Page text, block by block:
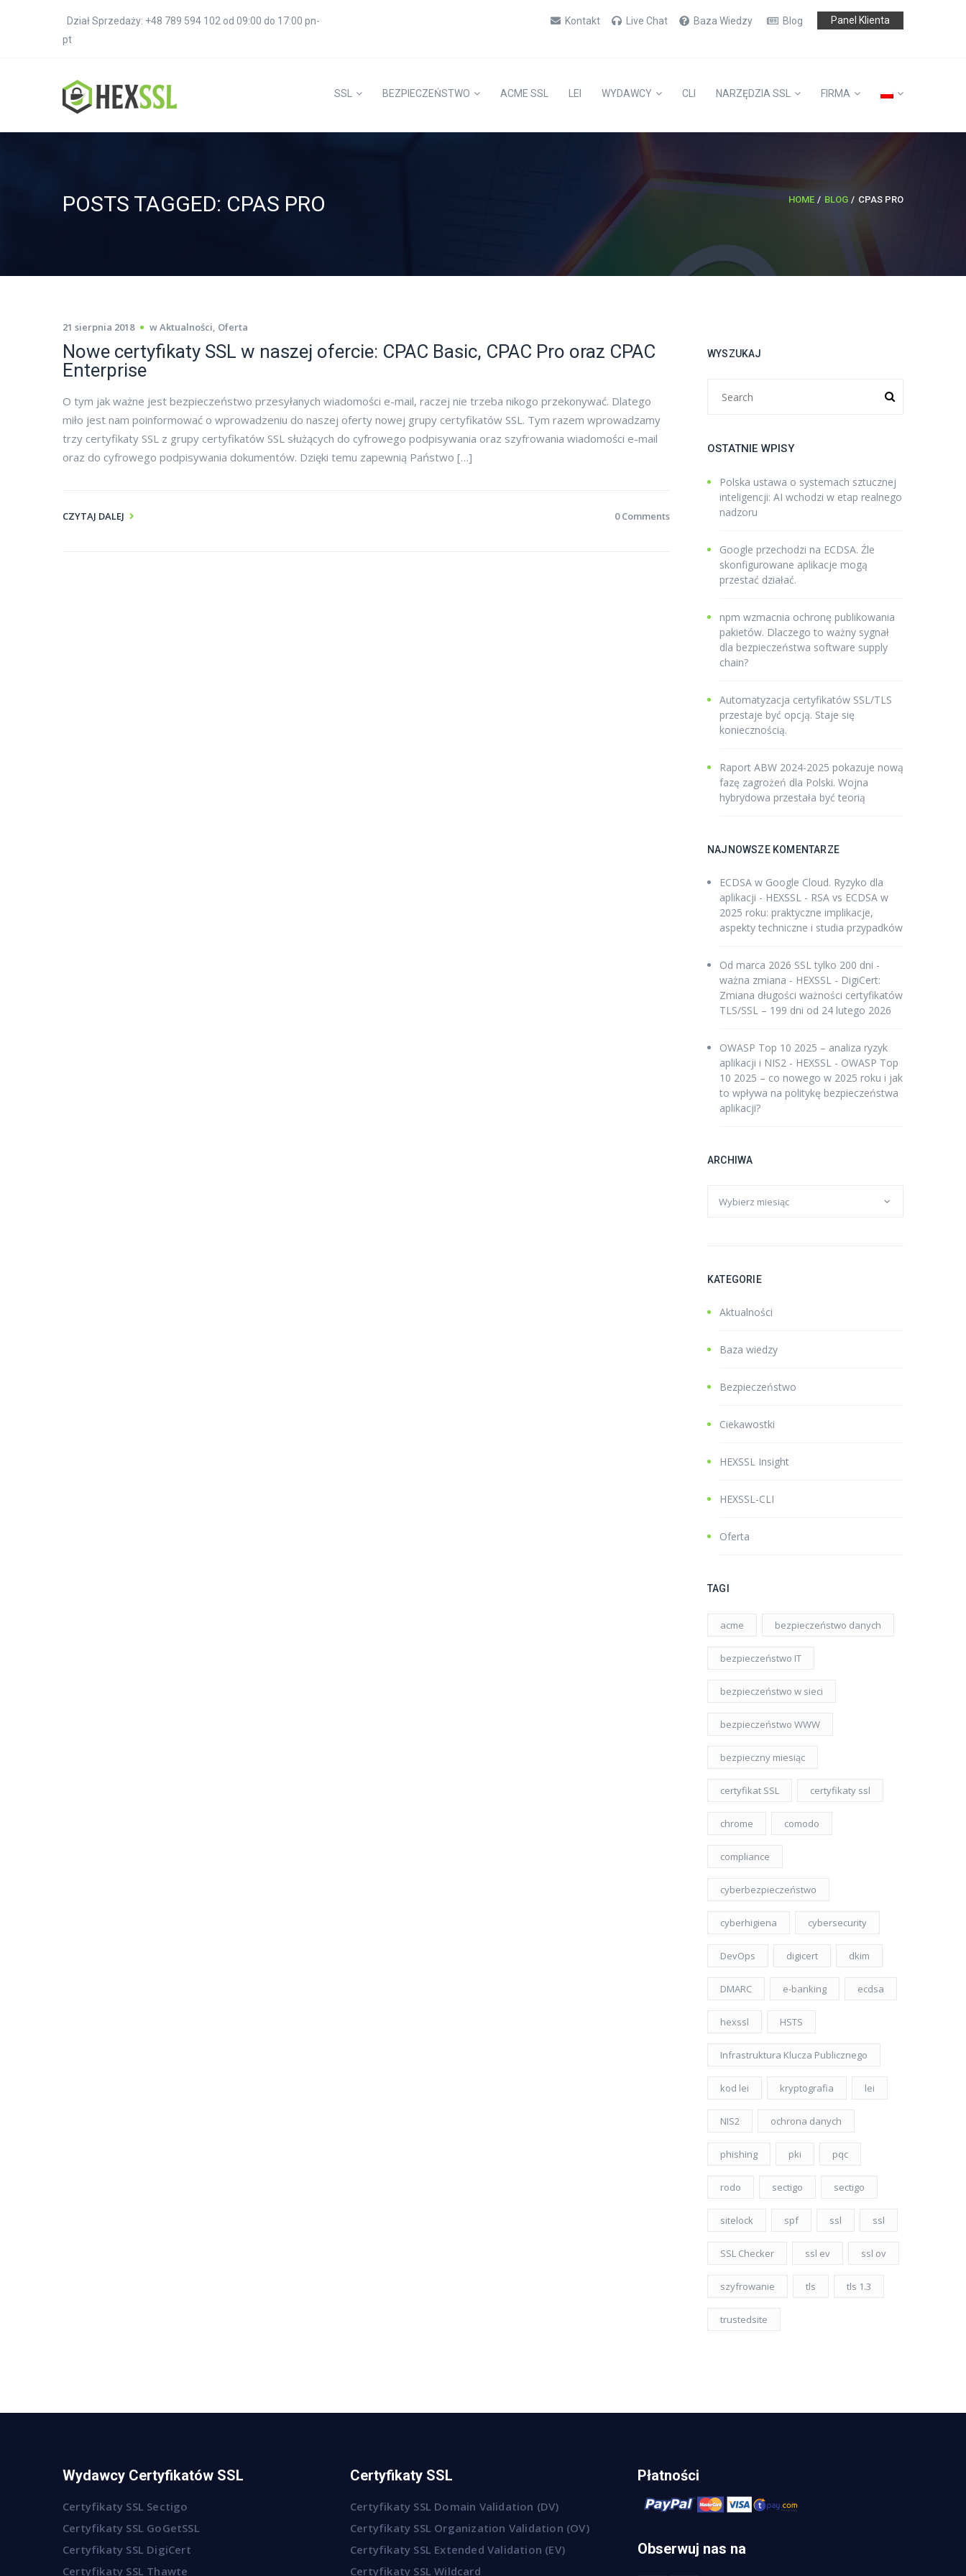
Dział Sprzedaży: +48 789 594 102 od 09:00 do 17:00 pn-
pt
Kontakt Live Chat Baza Wiedzy Blog Panel Klienta
SSL BEZPIECZEŃSTWO ACME SSL LEI WYDAWCY CLI NARZĘDZIA SSL FIRMA
POSTS TAGGED: CPAS PRO HOME BLOG CPAS PRO
21 sierpnia 2018 wAktualności, Oferta
Nowe certyfikaty SSL w naszej ofercie: CPAC Basic, CPAC Pro oraz CPAC
Enterprise
O tym jak ważne jest bezpieczeństwo przesyłanych wiadomości e-mail, raczej nie trzeba nikogo przekonywać. Dlatego
miło jest nam poinformować o wprowadzeniu do naszej oferty nowej grupy certyfikatów SSL. Tym razem wprowadzamy
trzy certyfikaty SSL z grupy certyfikatów SSL służących do cyfrowego podpisywania oraz szyfrowania wiadomości e-mail
oraz do cyfrowego podpisywania dokumentów. Dzięki temu zapewnią Państwo […]
CZYTAJ DALEJ 0 Comments
WYSZUKAJ
OSTATNIE WPISY
Polska ustawa o systemach sztucznej
inteligencji: AI wchodzi w etap realnego
nadzoru
Google przechodzi na ECDSA. Źle
skonfigurowane aplikacje mogą
przestać działać.
npm wzmacnia ochronę publikowania
pakietów. Dlaczego to ważny sygnał
dla bezpieczeństwa software supply
chain?
Automatyzacja certyfikatów SSL/TLS
przestaje być opcją. Staje się
koniecznością.
Raport ABW 2024-2025 pokazuje nową
fazę zagrożeń dla Polski. Wojna
hybrydowa przestała być teorią
NAJNOWSZE KOMENTARZE
ECDSA w Google Cloud. Ryzyko dla
aplikacji - HEXSSL - RSA vs ECDSA w
2025 roku: praktyczne implikacje,
aspekty techniczne i studia przypadków
Od marca 2026 SSL tylko 200 dni -
ważna zmiana - HEXSSL - DigiCert:
Zmiana długości ważności certyfikatów
TLS/SSL – 199 dni od 24 lutego 2026
OWASP Top 10 2025 – analiza ryzyk
aplikacji i NIS2 - HEXSSL - OWASP Top
10 2025 – co nowego w 2025 roku i jak
to wpływa na politykę bezpieczeństwa
aplikacji?
ARCHIWA
KATEGORIE
Aktualności
Baza wiedzy
Bezpieczeństwo
Ciekawostki
HEXSSL Insight
HEXSSL-CLI
Oferta
TAGI
acme bezpieczeństwo danych
bezpieczeństwo IT
bezpieczeństwo w sieci
bezpieczeństwo WWW
bezpieczny miesiąc
certyfikat SSL certyfikaty ssl
chrome comodo
compliance
cyberbezpieczeństwo
cyberhigiena cybersecurity
DevOps digicert dkim
DMARC e-banking ecdsa
hexssl HSTS
Infrastruktura Klucza Publicznego
kod lei kryptografia lei
NIS2 ochrona danych
phishing pki pqc
rodo sectigo sectigo
sitelock spf ssl ssl
SSL Checker ssl ev ssl ov
szyfrowanie tls tls 1.3
trustedsite
Wydawcy Certyfikatów SSL
Certyfikaty SSL Sectigo
Certyfikaty SSL GoGetSSL
Certyfikaty SSL DigiCert
Certyfikaty SSL Thawte
Certyfikaty SSL
Certyfikaty SSL Domain Validation (DV)
Certyfikaty SSL Organization Validation (OV)
Certyfikaty SSL Extended Validation (EV)
Certyfikaty SSL Wildcard
Płatności
Obserwuj nas na